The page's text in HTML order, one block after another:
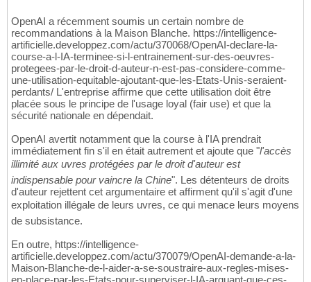
OpenAI a récemment soumis un certain nombre de
recommandations à la Maison Blanche. https://intelligence-
artificielle.developpez.com/actu/370068/OpenAI-declare-la-
course-a-l-IA-terminee-si-l-entrainement-sur-des-oeuvres-
protegees-par-le-droit-d-auteur-n-est-pas-considere-comme-
une-utilisation-equitable-ajoutant-que-les-Etats-Unis-seraient-
perdants/ L'entreprise affirme que cette utilisation doit être
placée sous le principe de l'usage loyal (fair use) et que la
sécurité nationale en dépendait.
OpenAI avertit notamment que la course à l'IA prendrait
immédiatement fin s'il en était autrement et ajoute que "l'accès
illimité aux uvres protégées par le droit d'auteur est
indispensable pour vaincre la Chine". Les détenteurs de droits
d'auteur rejettent cet argumentaire et affirment qu'il s'agit d'une
exploitation illégale de leurs uvres, ce qui menace leurs moyens
de subsistance.
En outre, https://intelligence-
artificielle.developpez.com/actu/370079/OpenAI-demande-a-la-
Maison-Blanche-de-l-aider-a-se-soustraire-aux-regles-mises-
en-place-par-les-Etats-pour-superviser-l-IA-arguant-que-ces-